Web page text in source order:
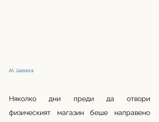
Al Jazeera
Няколко дни преди да отвори
физическият магазин беше направено